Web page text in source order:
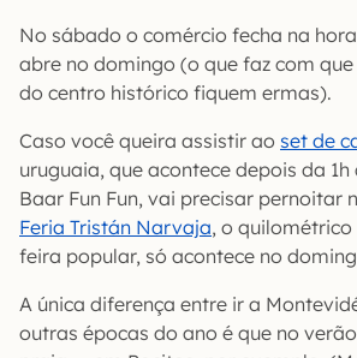
No sábado o comércio fecha na
abre no domingo (o que faz com
do centro histórico fiquem ermas).
Caso você queira assistir ao set de
uruguaia, que acontece depois da
Baar Fun Fun, vai precisar pernoitar
Feria Tristán Narvaja, o
feira popular, só acontece no
A única diferença entre ir a
outras épocas do ano é que no